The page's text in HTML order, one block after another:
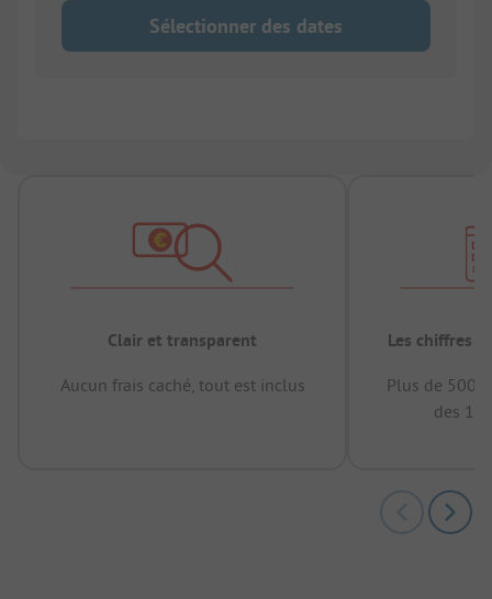
Sélectionner des dates
Clair et transparent
Aucun frais caché, tout est inclus
Les chiffres
Plus de
des 12